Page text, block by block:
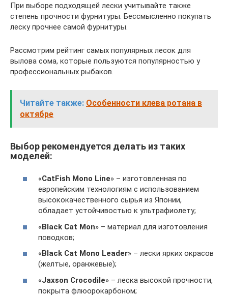
При выборе подходящей лески учитывайте также
степень прочности фурнитуры. Бессмысленно покупать
леску прочнее самой фурнитуры.
Рассмотрим рейтинг самых популярных лесок для
вылова сома, которые пользуются популярностью у
профессиональных рыбаков.
Читайте также: Особенности клева ротана в
октябре
Выбор рекомендуется делать из таких
моделей:
«CatFish Mono Line» – изготовленная по
европейским технологиям с использованием
высококачественного сырья из Японии,
обладает устойчивостью к ультрафиолету;
«Black Cat Mon» – материал для изготовления
поводков;
«Black Cat Mono Leader» – лески ярких окрасов
(желтые, оранжевые);
«Jaxson Crocodile» – леска высокой прочности,
покрыта флюорокарбоном;